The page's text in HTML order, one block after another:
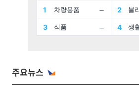
주요뉴스